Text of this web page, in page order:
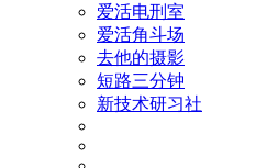
爱活电刑室
爱活角斗场
去他的摄影
短路三分钟
新技术研习社